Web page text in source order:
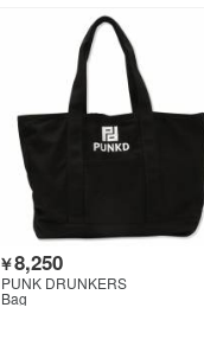
￥8,250
PUNK DRUNKERS
Bag